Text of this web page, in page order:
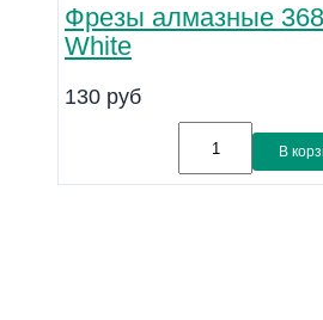
Фрезы алмазные
White
130 руб
В